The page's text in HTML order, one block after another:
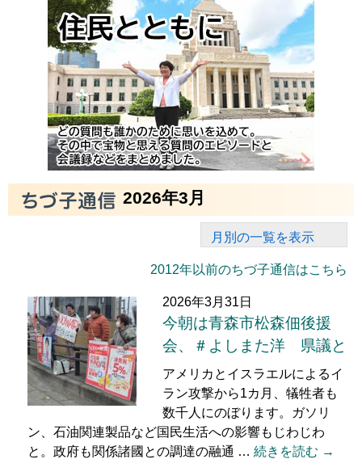
2026年3月
月別の一覧を表示
2012年以前のちづ子通信はこちら
2026年3月31日
今朝は青森市松森佃後援
会、＃よしまた洋 県議と
アメリカとイスラエルによるイ
ラン攻撃から1カ月、犠牲者も
数千人にのぼります。ガソリ
ン、石油関連製品など国民生活への影響もじわじわ
と。政府も関係諸國との調達の融通 … 続きを読む →